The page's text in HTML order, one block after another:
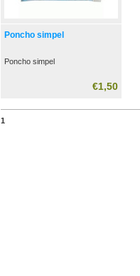
Poncho simpel
Poncho simpel
€1,50
1